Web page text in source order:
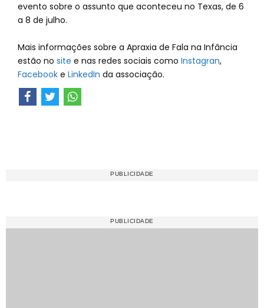
evento sobre o assunto que aconteceu no Texas, de 6
a 8 de julho.
Mais informações sobre a Apraxia de Fala na Infância
estão no site e nas redes sociais como Instagran,
Facebook e LinkedIn da associação.